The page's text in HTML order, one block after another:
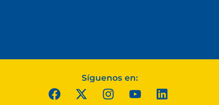
Síguenos en: